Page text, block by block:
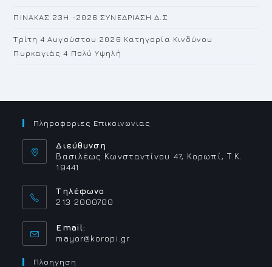
ΠΙΝΑΚΑΣ 23H -2026 ΣΥΝΕΔΡΙΑΣΗ Δ.Σ
Τρίτη 4 Αυγούστου 2026 Κατηγορία Κινδύνου
Πυρκαγιάς 4 Πολύ Υψηλή
Πληροφοριες Επικοινωνιας
Διεύθυνση
Βασιλέως Κωνσταντίνου 47, Κορωπί, Τ.Κ.
19441
Τηλέφωνο
213 2000700
Email:
mayor@koropi.grOpens
Πλοηγηση